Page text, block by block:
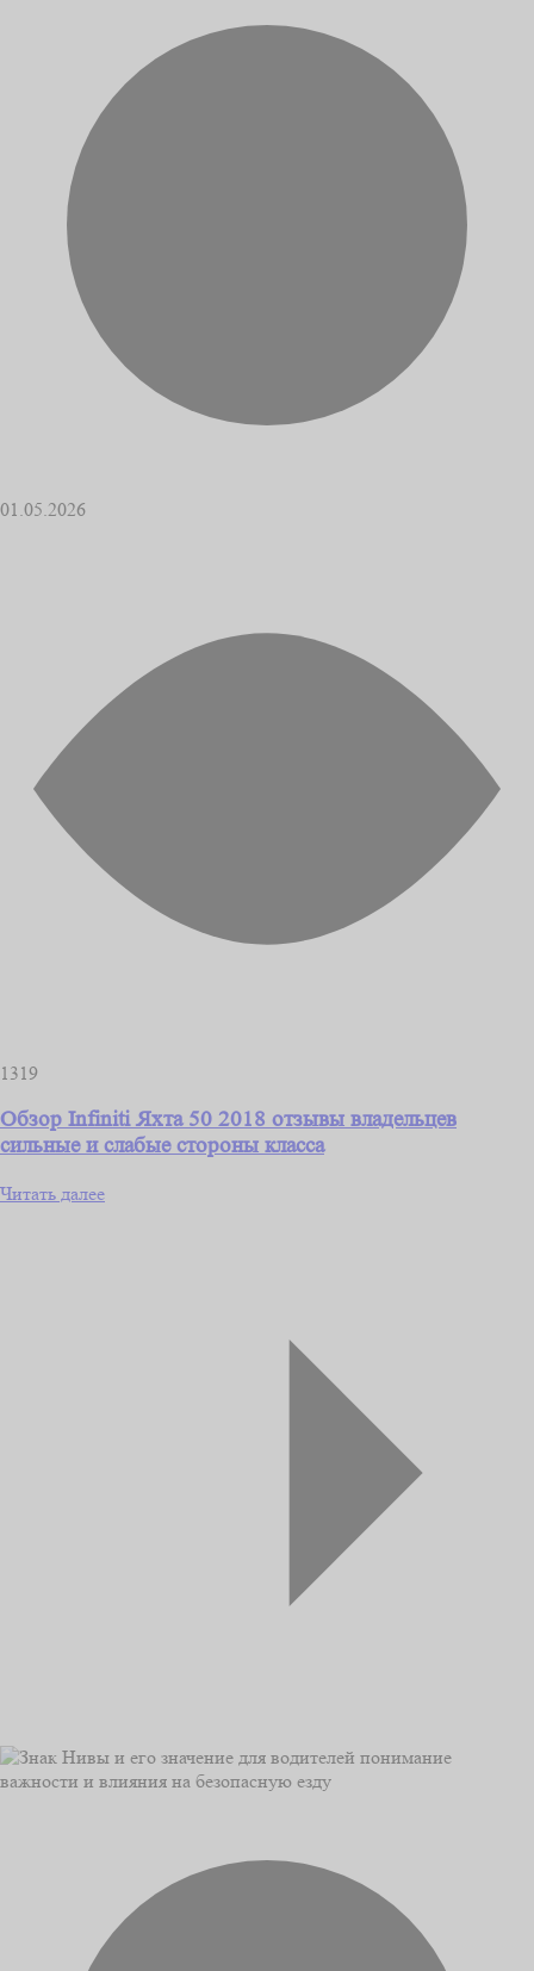
01.05.2026
1319
Обзор Infiniti Яхта 50 2018 отзывы владельцев
сильные и слабые стороны класса
Читать далее